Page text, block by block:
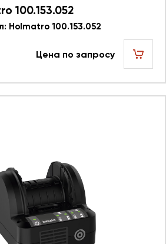
100.153.052
Holmatro 100.153.052
Цена по запросу